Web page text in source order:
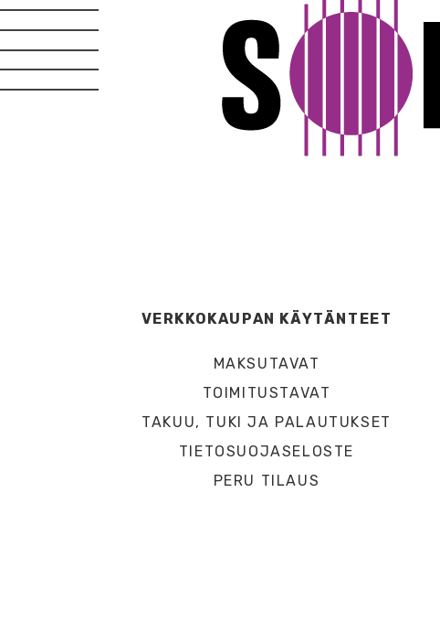
VERKKOKAUPAN KÄYTÄNTEET
MAKSUTAVAT
TOIMITUSTAVAT
TAKUU, TUKI JA PALAUTUKSET
TIETOSUOJASELOSTE
PERU TILAUS